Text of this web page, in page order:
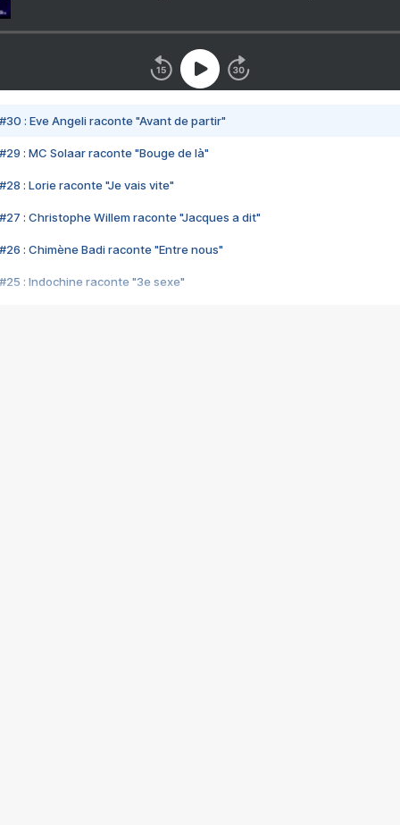
#30 : Eve Angeli raconte "Avant de partir"
#29 : MC Solaar raconte "Bouge de là"
#28 : Lorie raconte "Je vais vite"
#27 : Christophe Willem raconte "Jacques a dit"
#26 : Chimène Badi raconte "Entre nous"
#25 : Indochine raconte "3e sexe"